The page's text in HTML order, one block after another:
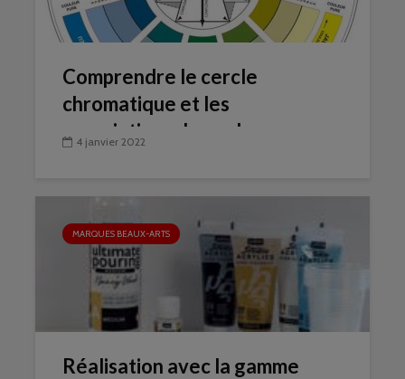
Comprendre le cercle
chromatique et les
associations de couleurs
4 janvier 2022
MARQUES BEAUX-ARTS
Réalisation avec la gamme